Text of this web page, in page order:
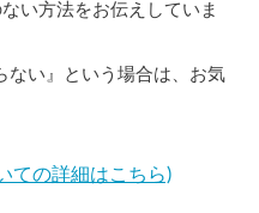
い方法をお伝えしていま
ない』という場合は、お気
ての詳細はこちら)